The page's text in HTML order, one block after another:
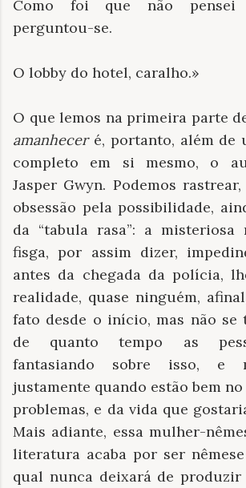
Como foi que não pensei
perguntou-se.
O lobby do hotel, caralho.»
O que lemos na primeira parte
amanhecer é, portanto, além de
completo em si mesmo, o
Jasper Gwyn. Podemos
obsessão pela possibilidade,
da “tabula rasa”: a
fisga, por assim dizer,
antes da chegada da polícia,
realidade, quase ninguém,
fato desde o início, mas não se
de quanto tempo as
fantasiando sobre isso, e
justamente quando estão bem
problemas, e da vida que
Mais adiante, essa mulher-
literatura acaba por ser
qual nunca deixará de produzir